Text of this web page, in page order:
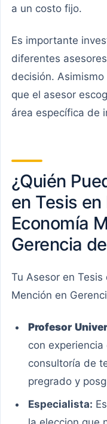
a un costo fijo.
Es importante
diferentes
decisión.
que el asesor
área específica de
¿Quién
en Tesis
Economía
Gerencia
Tu Asesor en
Mención en
Profesor
con
consultoría de
pregrado y
Especialista: